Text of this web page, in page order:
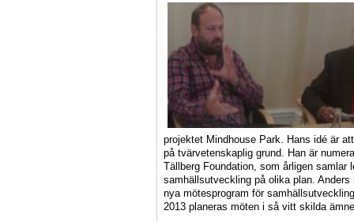
projektet Mindhouse Park. Hans idé är
på tvärvetenskaplig grund. Han är
Tällberg Foundation, som årligen samlar
samhällsutveckling på olika plan.
nya mötesprogram för
2013 planeras möten i så vitt skilda